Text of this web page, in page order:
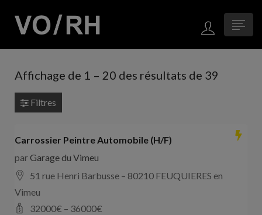
Affichage de 1 – 20 des résultats de 39
Filtres
Carrossier Peintre Automobile (H/F)
parGarage du Vimeu
51 rue Henri Barbusse – 80210 FEUQUIERES en
Vimeu
32000€ – 36000€